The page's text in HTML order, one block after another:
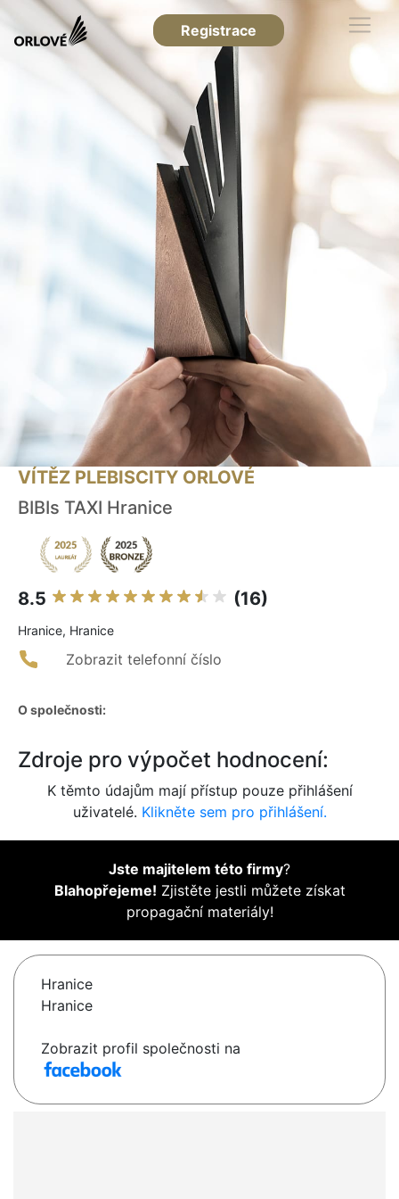
Registrace
VÍTĚZ PLEBISCITY ORLOVÉ
BIBIs TAXI Hranice
8.5 (16)
Hranice, Hranice
Zobrazit telefonní číslo
O společnosti:
Zdroje pro výpočet hodnocení:
K těmto údajům mají přístup pouze přihlášení
uživatelé. Klikněte sem pro přihlášení.
Jste majitelem této firmy?
Blahopřejeme! Zjistěte jestli můžete získat
propagační materiály!
Hranice
Hranice
Zobrazit profil společnosti na